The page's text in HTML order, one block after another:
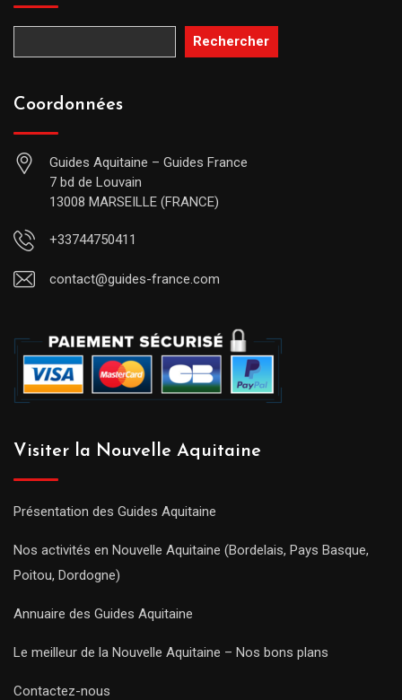
Rechercher
Coordonnées
Guides Aquitaine – Guides France
7 bd de Louvain
13008 MARSEILLE (FRANCE)
+33744750411
contact@guides-france.com
Visiter la Nouvelle Aquitaine
Présentation des Guides Aquitaine
Nos activités en Nouvelle Aquitaine (Bordelais, Pays Basque,
Poitou, Dordogne)
Annuaire des Guides Aquitaine
Le meilleur de la Nouvelle Aquitaine – Nos bons plans
Contactez-nous